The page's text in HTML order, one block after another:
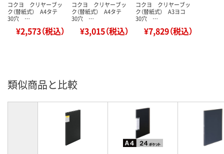
コクヨ クリヤーブッ
ク（替紙式） A4タテ
30穴 …
¥2,573（税込）
コクヨ クリヤーブッ
ク（替紙式） A4タテ
30穴 …
¥3,015（税込）
コクヨ クリヤーブッ
ク（替紙式） A3ヨコ
30穴 …
¥7,829（税込）
類似商品と比較